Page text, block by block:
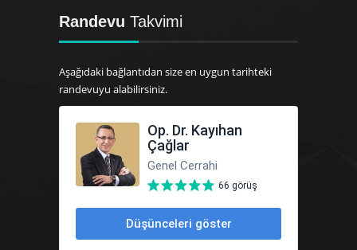
Randevu Takvimi
Aşağıdaki bağlantıdan size en uygun tarihteki
randevuyu alabilirsiniz.